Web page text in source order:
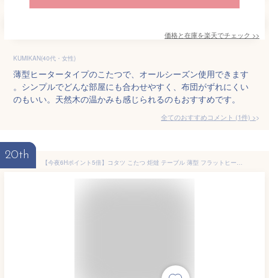
価格と在庫を楽天でチェック >>
KUMIKAN(40代・女性)
薄型ヒータータイプのこたつで、オールシーズン使用できます
。シンプルでどんな部屋にも合わせやすく、布団がずれにくい
のもいい。天然木の温かみも感じられるのもおすすめです。
全てのおすすめコメント (1件) >
20th
【今夜6Hポイント5倍】コタツ こたつ 炬燵 テーブル 薄型 フラットヒーター 幅広 カーボンヒーター 遠赤外線天然木 こたつテーブル/長方形 105cm×75cm オールシーズン 北欧 ナチュラル モダン シンプル おしゃれ 木製